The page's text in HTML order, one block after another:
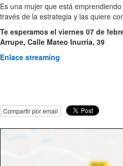
Es una mujer que está
través de la estrategia y las quiere
Te esperamos el viernes 07 de
Arrupe, Calle Mateo Inurria, 39
Enlace streaming
Compartir por email